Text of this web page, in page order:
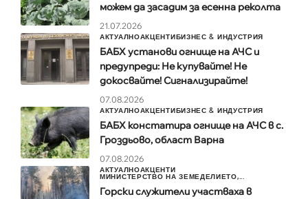
можем да засадим за есенна реколта
21.07.2026
АКТУАЛНОАКЦЕНТИБИЗНЕС & ИНДУСТРИЯ
БАБХ установи огнище на АЧС и
предупреди: Не купувайте! Не
докосвайте! Сигнализирайте!
07.08.2026
АКТУАЛНОАКЦЕНТИБИЗНЕС & ИНДУСТРИЯ
БАБХ констатира огнище на АЧС в с.
Гроздьово, област Варна
07.08.2026
АКТУАЛНОАКЦЕНТИ
МИНИСТЕРСТВО НА ЗЕМЕДЕЛИЕТО,...
Горски служители участваха в